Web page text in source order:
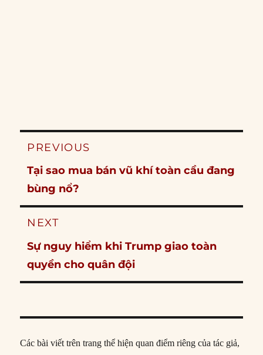
Post
PREVIOUS
Previous
post:
Tại sao mua bán vũ khí toàn cầu đang
bùng nổ?
NEXT
Next
post:
Sự nguy hiểm khi Trump giao toàn
quyền cho quân đội
Các bài viết trên trang thể hiện quan điểm riêng của tác giả,